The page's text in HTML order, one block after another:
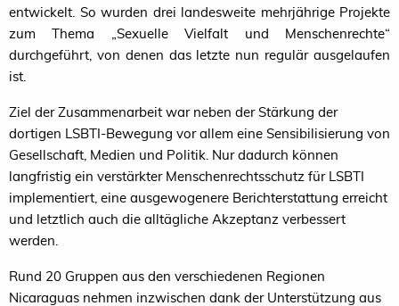
entwickelt. So wurden drei landesweite mehrjährige Projekte
zum Thema „Sexuelle Vielfalt und Menschenrechte“
durchgeführt, von denen das letzte nun regulär ausgelaufen
ist.
Ziel der Zusammenarbeit war neben der Stärkung der
dortigen LSBTI-Bewegung vor allem eine Sensibilisierung von
Gesellschaft, Medien und Politik. Nur dadurch können
langfristig ein verstärkter Menschenrechtsschutz für LSBTI
implementiert, eine ausgewogenere Berichterstattung erreicht
und letztlich auch die alltägliche Akzeptanz verbessert
werden.
Rund 20 Gruppen aus den verschiedenen Regionen
Nicaraguas nehmen inzwischen dank der Unterstützung aus